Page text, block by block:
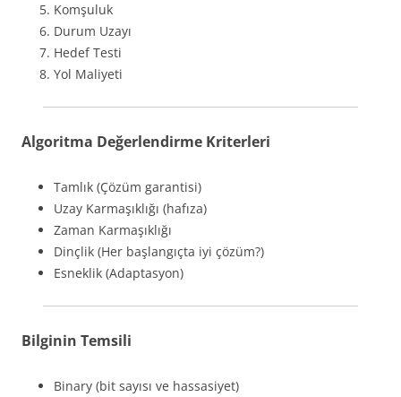
Komşuluk
Durum Uzayı
Hedef Testi
Yol Maliyeti
Algoritma Değerlendirme Kriterleri
Tamlık (Çözüm garantisi)
Uzay Karmaşıklığı (hafıza)
Zaman Karmaşıklığı
Dinçlik (Her başlangıçta iyi çözüm?)
Esneklik (Adaptasyon)
Bilginin Temsili
Binary (bit sayısı ve hassasiyet)